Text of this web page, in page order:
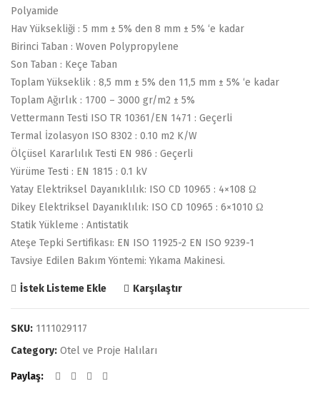
Polyamide
Hav Yüksekliği : 5 mm ± 5% den 8 mm ± 5% ‘e kadar
Birinci Taban : Woven Polypropylene
Son Taban : Keçe Taban
Toplam Yükseklik : 8,5 mm ± 5% den 11,5 mm ± 5% ‘e kadar
Toplam Ağırlık : 1700 – 3000 gr/m2 ± 5%
Vettermann Testi ISO TR 10361/EN 1471 : Geçerli
Termal İzolasyon ISO 8302 : 0.10 m2 K/W
Ölçüsel Kararlılık Testi EN 986 : Geçerli
Yürüme Testi : EN 1815 : 0.1 kV
Yatay Elektriksel Dayanıklılık: ISO CD 10965 : 4×108 Ω
Dikey Elektriksel Dayanıklılık: ISO CD 10965 : 6×1010 Ω
Statik Yükleme : Antistatik
Ateşe Tepki Sertifikası: EN ISO 11925-2 EN ISO 9239-1
Tavsiye Edilen Bakım Yöntemi: Yıkama Makinesi.
İstek Listeme Ekle Karşılaştır
SKU: 1111029117
Category: Otel ve Proje Halıları
Paylaş